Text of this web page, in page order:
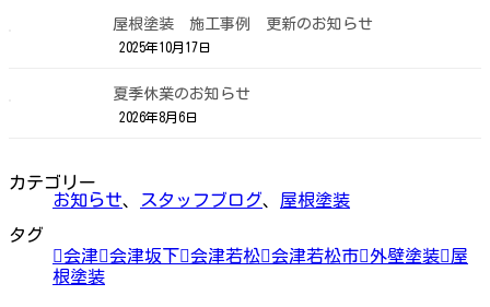
屋根塗装 施工事例 更新のお知らせ
2025年10月17日
夏季休業のお知らせ
2026年8月6日
カテゴリー
お知らせ、 スタッフブログ、 屋根塗装
タグ
会津
会津坂下 会津若松 会津若松市 外壁塗装
屋
根塗装